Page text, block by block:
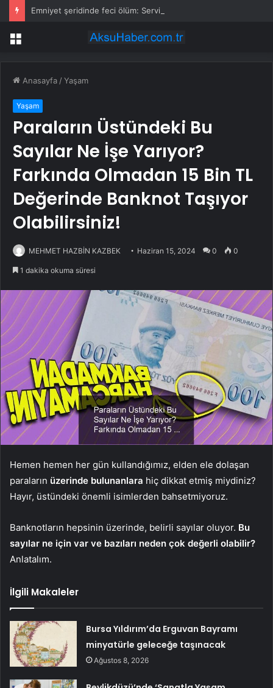
Menü
Anasayfa /Yaşam
Yaşam
Paraların Üstündeki Bu
Sayılar Ne İşe Yarıyor?
Farkında Olmadan 15 Bin TL
Değerinde Banknot Taşıyor
Olabilirsiniz!
MEHMET HAZBİN KAZBEK Haziran 15, 2024 0 0
1 dakika okuma süresi
Hemen hemen her gün kullandığımız, elden ele dolaşan
paraların üzerinde bulunanlara hiç dikkat etmiş miydiniz?
Hayır, üstündeki önemli isimlerden bahsetmiyoruz.
Banknotların hepsinin üzerinde, belirli sayılar oluyor. Bu
sayılar ne için var ve bazıları neden çok değerli olabilir?
Anlatalım.
İlgili Makaleler
Bursa Yıldırım’da Erguvan Bayramı
minyatürle geleceğe taşınacak
Ağustos 8, 2026